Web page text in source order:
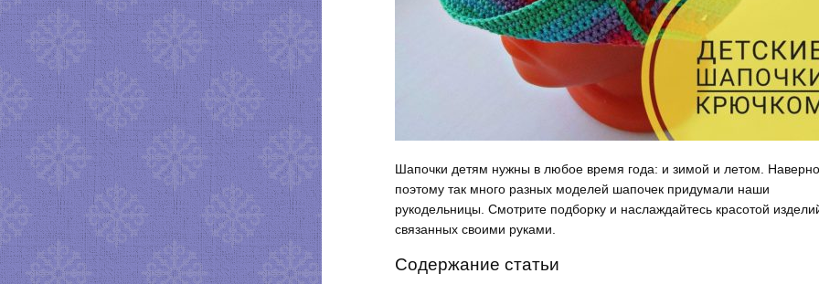
Шапочки детям нужны в любое время года: и зимой и летом.
поэтому так много разных моделей шапочек придумали наши
рукодельницы. Смотрите подборку и наслаждайтесь красотой
связанных своими руками.
Содержание статьи